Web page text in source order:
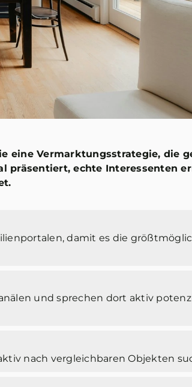
eine Vermarktungsstrategie, die
präsentiert, echte Interessenten
damit es die
und sprechen dort aktiv
nach vergleichbaren Objekten